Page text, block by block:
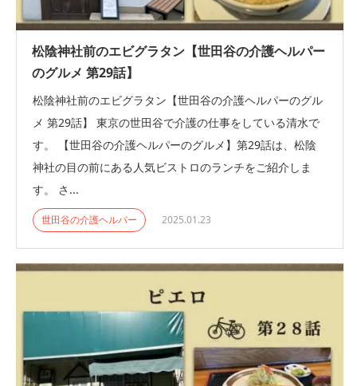
松陰神社前のエビグラタン【世田谷の介護ヘルパー
のグルメ 第29話】
松陰神社前のエビグラタン【世田谷の介護ヘルパーのグル
メ 第29話】 東京の世田谷で介護の仕事をしている清水で
す。 【世田谷の介護ヘルパーのグルメ】第29話は、松陰
神社の目の前にある人気ビストロのランチをご紹介しま
す。 さ...
世田谷の介護ヘルパー 2025.01.23